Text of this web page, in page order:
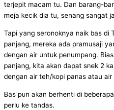
terjepit macam tu. Dan barang-
meja kecik dia tu, senang sangat
Tapi yang seronoknya naik bas di
panjang, mereka ada pramusaji
dengan air untuk penumpang.
panjang, kita akan dapat snek 2
dengan air teh/kopi panas atau air
Bas pun akan berhenti di
perlu ke tandas.